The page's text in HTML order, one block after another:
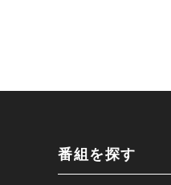
番組を探す